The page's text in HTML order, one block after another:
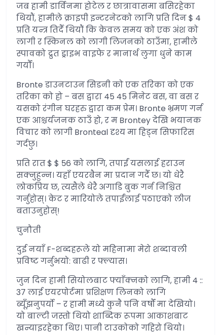
जब हामी डार्विनमा होटेल र छात्रावासमा बसिरहेका
थियौं, हामीले क्राइपी इन्टरनेटको लागि प्रति दिन $ 4
प्रति यन्त्र तिर्दै थियौं कि केवल समय को एक अंश को
लागी र स्किनल को लागी लिजनको ठाउँमा, हामीले
स्पावको द्रुत ड्राइभ वाइफे र मानार्थ लुगा धुने काम
गर्यौं।
Bronte डाउनटाउन सिडनी को एक तरिका को एक
तरिका को हो – बस द्वारा 45 45 मिनेट बस, वा बस र
यसको रंगीन घरहरु द्वारा कम प्रेम। Bronte भ्रमण गर्न
एक आश्चर्यजनक ठाउँ हो, र म Brontey देखि भयानक
विचार को लागी Bronteal दृश्य मा हिड्न सिफारिस
गर्दछु।
प्रति रात $ $ 56 को लागि, तपाईं यसलाई हराउन
सक्नुहुन्न। यहाँ एयरबैन मा प्रदान गर्दै छ। यो धेरै
लोकप्रिय छ, त्यसैले धेरै अगाडि बुक गर्न निश्चित
गर्नुहोस्। केट र मारियोले तपाईंलाई पठाएको लीज
बताउनुहोस्!
चुनौती
दुई नयाँ F-शब्दहरूले यो महिनामा मेरो शब्दावली
प्रविष्ट गर्नुभयो: बाढी र फ्ल्यास।
जुन दिन हामी सियोलबाट फ्याँक्नको लागि, हामी 4 ::
37 लाई एयरपोर्टमा प्रशिक्षण लिनको लागि
ब्यूँझनुपर्यो – र हामी मध्ये कुनै पनि वर्षौं मा देखियो।
यो बाल्टी जस्तो थियो शाब्दिक रूपमा आकाशबाट
खन्याइरहेका थिए। पानी टाउकोको गहिरो थियो।